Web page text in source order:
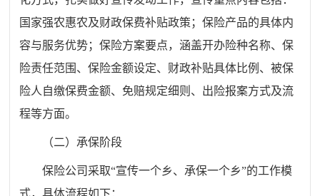
国家强农惠农及财政保费补贴政策；保险产品的具体内
容与服务优势；保险方案要点，涵盖开办险种名称、保
险责任范围、保险金额设定、财政补贴具体比例、被保
险人自缴保费金额、免赔规定细则、出险报案方式及流
程等方面。
（二）承保阶段
保险公司采取“宣传一个乡、承保一个乡”的工作模
式，具体流程如下：